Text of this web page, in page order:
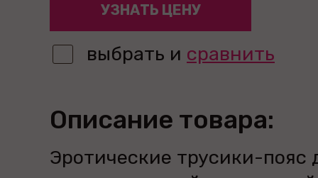
УЗНАТЬ ЦЕНУ
выбрать и сравнить
Описание товара:
Эротические трусики-пояс